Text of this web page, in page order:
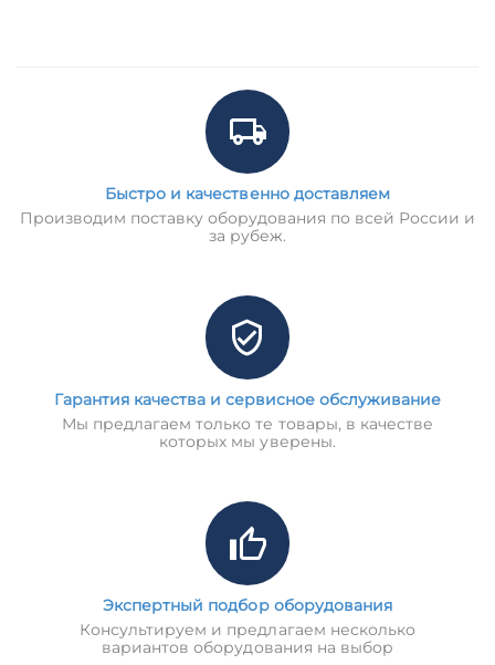
Быстро и качественно доставляем
Производим поставку оборудования по всей России и
за рубеж.
Гарантия качества и сервисное обслуживание
Мы предлагаем только те товары, в качестве
которых мы уверены.
Экспертный подбор оборудования
Консультируем и предлагаем несколько
вариантов оборудования на выбор